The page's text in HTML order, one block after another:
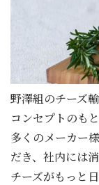
野澤組のチーズ
コンセプトのも
多くのメーカー
だき、社内には
チーズがもっと